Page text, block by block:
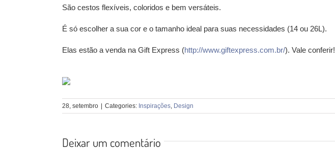
São cestos flexíveis, coloridos e bem versáteis.
É só escolher a sua cor e o tamanho ideal para suas necessidades (14 ou 26L).
Elas estão a venda na Gift Express (http://www.giftexpress.com.br/). Vale conferir!
28, setembro | Categories: Inspirações Design
Deixar um comentário